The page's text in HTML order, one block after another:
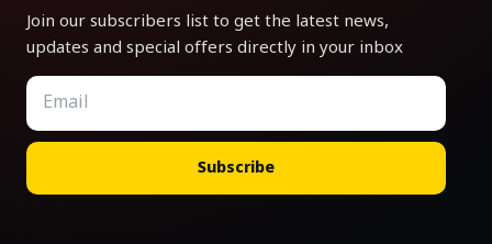
Join our subscribers list to get the latest news,
updates and special offers directly in your inbox
Subscribe